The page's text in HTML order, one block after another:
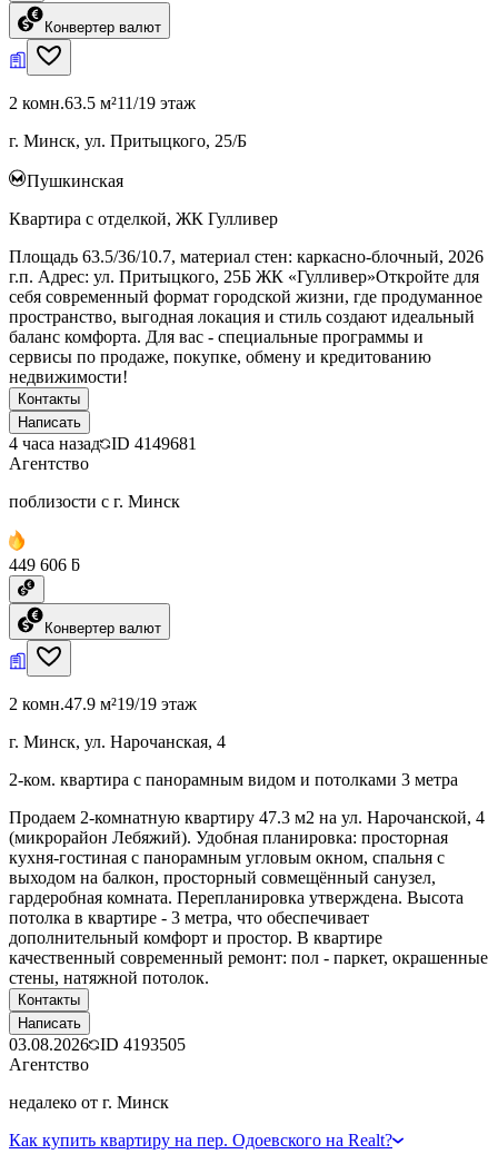
Конвертер валют
2 комн.63.5 м²11/19 этаж
г. Минск, ул. Притыцкого, 25/Б
Пушкинская
Квартира с отделкой, ЖК Гулливер
Площадь 63.5/36/10.7, материал стен: каркасно-блочный, 2026
г.п. Адрес: ул. Притыцкого, 25Б ЖК «Гулливер»Откройте для
себя современный формат городской жизни, где продуманное
пространство, выгодная локация и стиль создают идеальный
баланс комфорта. Для вас - специальные программы и
сервисы по продаже, покупке, обмену и кредитованию
недвижимости!
Контакты
Написать
4 часа назад ID 4149681
Агентство
поблизости с г. Минск
449 606 ƃ
Конвертер валют
2 комн.47.9 м²19/19 этаж
г. Минск, ул. Нарочанская, 4
2-ком. квартира с панорамным видом и потолками 3 метра
Продаем 2-комнатную квартиру 47.3 м2 на ул. Нарочанской, 4
(микрорайон Лебяжий). Удобная планировка: просторная
кухня-гостиная с панорамным угловым окном, спальня с
выходом на балкон, просторный совмещённый санузел,
гардеробная комната. Перепланировка утверждена. Высота
потолка в квартире - 3 метра, что обеспечивает
дополнительный комфорт и простор. В квартире
качественный современный ремонт: пол - паркет, окрашенные
стены, натяжной потолок.
Контакты
Написать
03.08.2026 ID 4193505
Агентство
недалеко от г. Минск
Как купить квартиру на пер. Одоевского на Realt?